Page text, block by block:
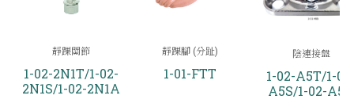
靜踝關節
1-02-2N1T/1-02-
2N1S/1-02-2N1A
靜踝腳 (分趾)
1-01-FTT
陰連接盤
1-02-A5T/1-
A5S/1-02-A5A